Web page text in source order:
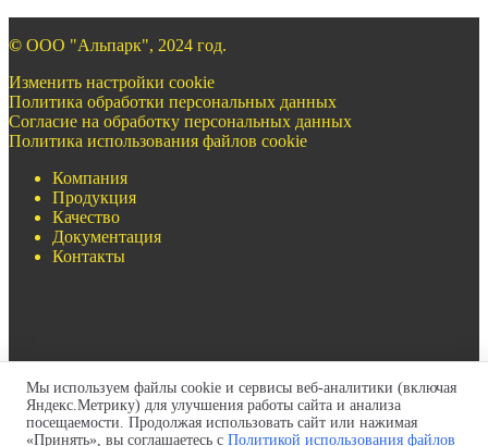
© ООО "Альпарк", 2024 год.
Изменить настройки cookie
Политика обработки персональных данных
Согласие на обработку персональных данных
Политика использования файлов cookie
Компания
Продукция
Качество
Документация
Контакты
+7(499)322-97-93
+7(717)269-69-54
zapros@pult-krana.ru
Мы используем файлы cookie и сервисы веб-аналитики (включая
Яндекс.Метрику) для улучшения работы сайта и анализа
посещаемости. Продолжая использовать сайт или нажимая
«Принять», вы соглашаетесь с Политикой использования файлов